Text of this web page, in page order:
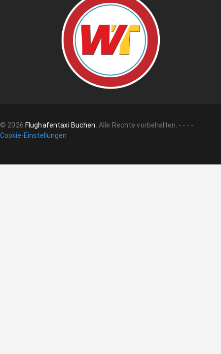
© 2026 Flughafentaxi Buchen. Alle Rechte vorbehalten. - - - -
Cookie-Einstellungen